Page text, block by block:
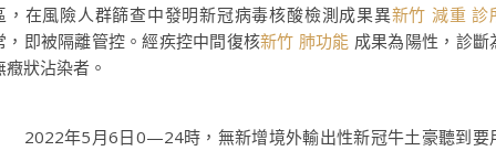
，在風險人群篩查中發明新冠病毒核酸檢測成果異新竹 減重 診
，即被隔離管控。經疾控中間復核新竹 肺功能 成果為陽性，診斷
癥狀沾染者。
年5月6日0—24時，無新增境外輸出性新冠牛土豪聽到要